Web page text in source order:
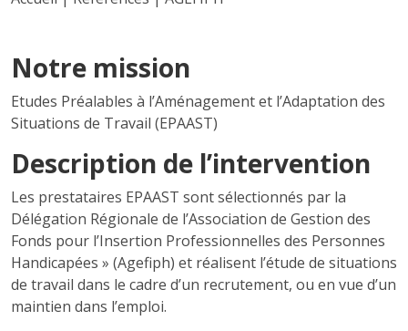
Notre mission
Etudes Préalables à l’Aménagement et l’Adaptation des
Situations de Travail (EPAAST)
Description de l’intervention
Les prestataires EPAAST sont sélectionnés par la
Délégation Régionale de l’Association de Gestion des
Fonds pour l’Insertion Professionnelles des Personnes
Handicapées » (Agefiph) et réalisent l’étude de situations
de travail dans le cadre d’un recrutement, ou en vue d’un
maintien dans l’emploi.